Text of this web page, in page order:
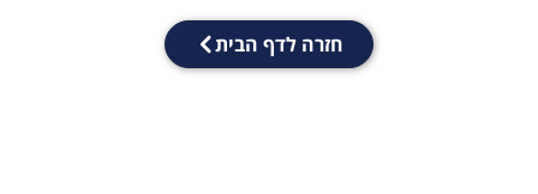
חזרה לדף הבית